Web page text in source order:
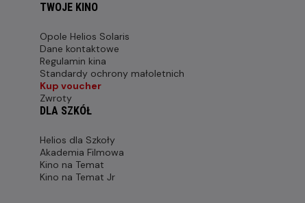
TWOJE KINO
Opole Helios Solaris
Dane kontaktowe
Regulamin kina
Standardy ochrony małoletnich
Kup voucher
Zwroty
DLA SZKÓŁ
Helios dla Szkoły
Akademia Filmowa
Kino na Temat
Kino na Temat Jr